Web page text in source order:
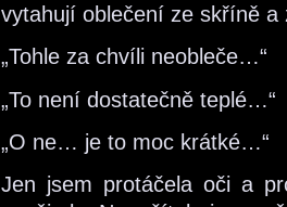
vytahují oblečení ze skříně a
„Tohle za chvíli neobleče…“
„To není dostatečně teplé…“
„O ne… je to moc krátké…“
Jen jsem protáčela oči a